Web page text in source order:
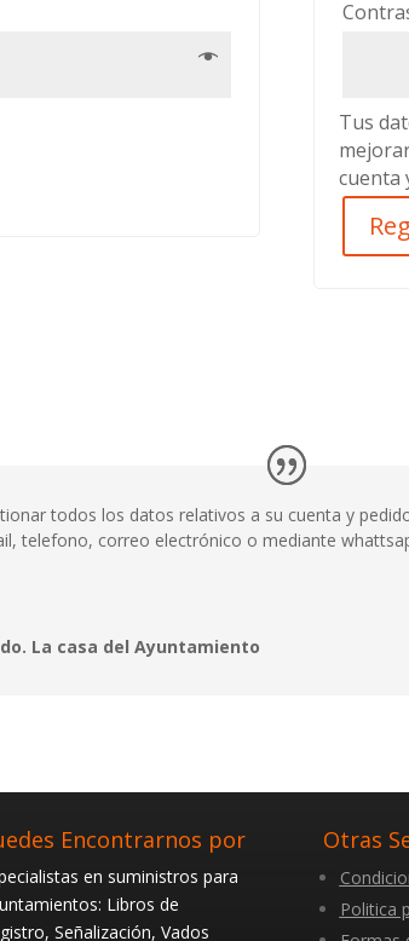
Tus
cuenta
todos los datos relativos a su cuenta y
telefono, correo electrónico o mediante
La casa del Ayuntamiento
Encontrarnos por
en suministros para
Libros de
Señalización, Vados
Otras
Politica